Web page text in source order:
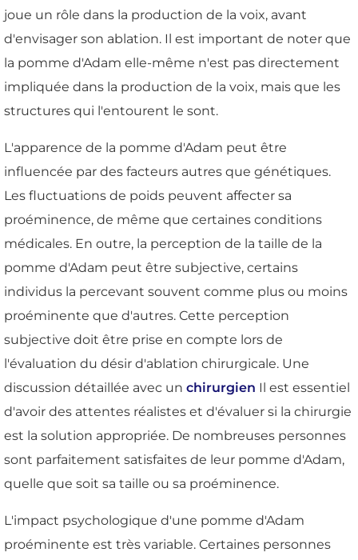
joue un rôle dans la production de la voix, avant
d'envisager son ablation. Il est important de noter que
la pomme d'Adam elle-même n'est pas directement
impliquée dans la production de la voix, mais que les
structures qui l'entourent le sont.
L'apparence de la pomme d'Adam peut être
influencée par des facteurs autres que génétiques.
Les fluctuations de poids peuvent affecter sa
proéminence, de même que certaines conditions
médicales. En outre, la perception de la taille de la
pomme d'Adam peut être subjective, certains
individus la percevant souvent comme plus ou moins
proéminente que d'autres. Cette perception
subjective doit être prise en compte lors de
l'évaluation du désir d'ablation chirurgicale. Une
discussion détaillée avec un chirurgien Il est essentiel
d'avoir des attentes réalistes et d'évaluer si la chirurgie
est la solution appropriée. De nombreuses personnes
sont parfaitement satisfaites de leur pomme d'Adam,
quelle que soit sa taille ou sa proéminence.
L'impact psychologique d'une pomme d'Adam
proéminente est très variable. Certaines personnes